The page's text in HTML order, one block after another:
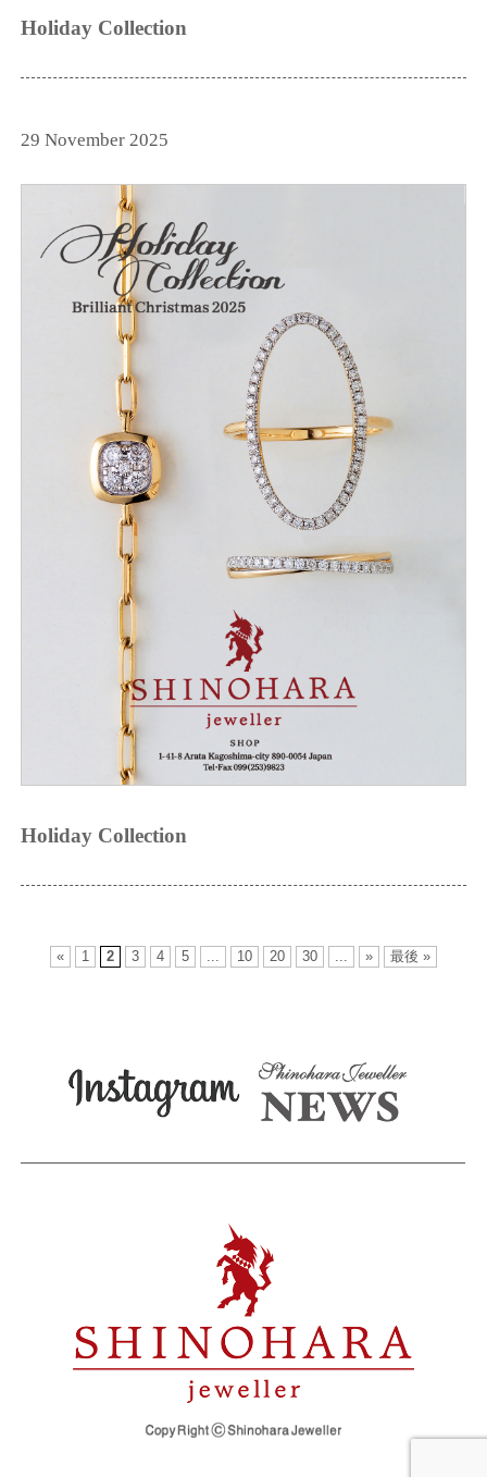
Holiday Collection
29 November 2025
Holiday Collection
« 1 2 3 4 5 10 20 30 » 最後 »